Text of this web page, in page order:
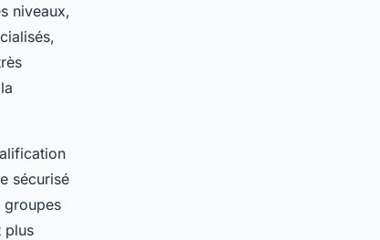
niveaux,
sécurisé
groupes
plus